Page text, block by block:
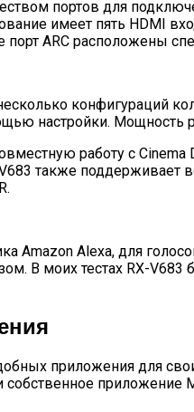
портов для
имеет пять HDMI
порт ARC расположены
конфигураций
настройки. Мощность
работу с
V683 также
Amazon Alexa, для
В моих тестах RX-
приложения для
собственное приложение